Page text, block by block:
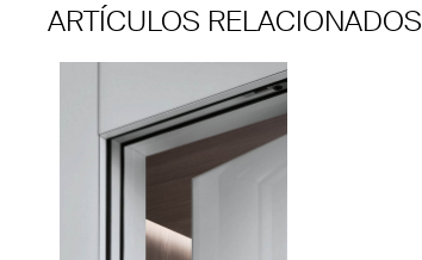
ARTÍCULOS RELACIONADOS